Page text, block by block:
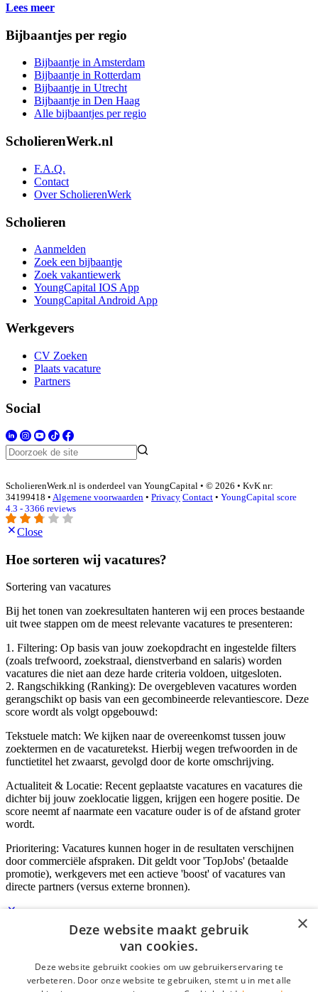
Lees meer
Bijbaantjes per regio
Bijbaantje in Amsterdam
Bijbaantje in Rotterdam
Bijbaantje in Utrecht
Bijbaantje in Den Haag
Alle bijbaantjes per regio
ScholierenWerk.nl
F.A.Q.
Contact
Over ScholierenWerk
Scholieren
Aanmelden
Zoek een bijbaantje
Zoek vakantiewerk
YoungCapital IOS App
YoungCapital Android App
Werkgevers
CV Zoeken
Plaats vacature
Partners
Social
ScholierenWerk.nl is onderdeel van YoungCapital • © 2026 • KvK nr:
34199418 • Algemene voorwaarden • Privacy Contact • YoungCapital score
4.3 - 3366 reviews
Close
Hoe sorteren wij vacatures?
Sortering van vacatures
Bij het tonen van zoekresultaten hanteren wij een proces bestaande
uit twee stappen om de meest relevante vacatures te presenteren:
1. Filtering: Op basis van jouw zoekopdracht en ingestelde filters
(zoals trefwoord, zoekstraal, dienstverband en salaris) worden
vacatures die niet aan deze harde criteria voldoen, uitgesloten.
2. Rangschikking (Ranking): De overgebleven vacatures worden
gerangschikt op basis van een gecombineerde relevantiescore. Deze
score wordt als volgt opgebouwd:
Tekstuele match: We kijken naar de overeenkomst tussen jouw
zoektermen en de vacaturetekst. Hierbij wegen trefwoorden in de
functietitel het zwaarst, gevolgd door de korte omschrijving.
Actualiteit & Locatie: Recent geplaatste vacatures en vacatures die
dichter bij jouw zoeklocatie liggen, krijgen een hogere positie. De
score neemt af naarmate een vacature ouder is of de afstand groter
wordt.
Prioritering: Vacatures kunnen hoger in de resultaten verschijnen
door commerciële afspraken. Dit geldt voor 'TopJobs' (betaalde
promotie), werkgevers met een actieve 'boost' of vacatures van
directe partners (versus externe bronnen).
E-mail*
×
Deze website maakt gebruik
van cookies.
Deze website gebruikt cookies om uw gebruikerservaring te
verbeteren. Door onze website te gebruiken, stemt u in met alle